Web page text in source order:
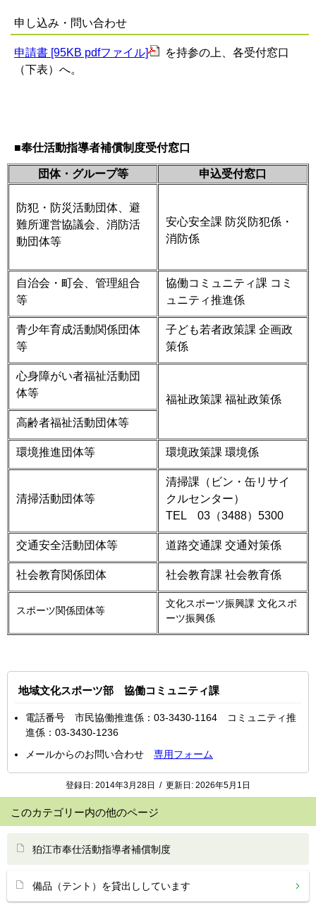
申し込み・問い合わせ
申請書 [95KB pdfファイル]
を持参の上、各受付窓口
（下表）へ。
■奉仕活動指導者補償制度受付窓口
団体・グループ等 申込受付窓口
防犯・防災活動団体、避
難所運営協議会、消防活
動団体等
安心安全課 防災防犯係・
消防係
自治会・町会、管理組合
等
協働コミュニティ課 コミ
ュニティ推進係
青少年育成活動関係団体
等
子ども若者政策課 企画政
策係
心身障がい者福祉活動団
体等
福祉政策課 福祉政策係
高齢者福祉活動団体等
環境推進団体等 環境政策課 環境係
清掃活動団体等
清掃課（ビン・缶リサイ
クルセンター）
TEL 03（3488）5300
交通安全活動団体等 道路交通課 交通対策係
社会教育関係団体 社会教育課 社会教育係
スポーツ関係団体等
文化スポーツ振興課 文化スポ
ーツ振興係
地域文化スポーツ部 協働コミュニティ課
電話番号 市民協働推進係：03-3430-1164 コミュニティ推
進係：03-3430-1236
メールからのお問い合わせ 専用フォーム
登録日: 2014年3月28日 / 更新日: 2026年5月1日
このカテゴリー内の他のページ
狛江市奉仕活動指導者補償制度
備品（テント）を貸出ししています